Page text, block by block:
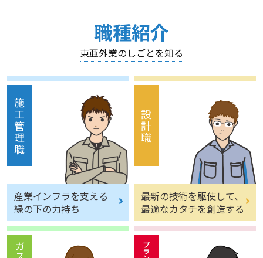
職種紹介
東亜外業のしごとを知る
産業インフラを支える
縁の下の力持ち
施工管理職
最新の技術を駆使して、
最適なカタチを創造する
設計職
ガス配管工事職 機械整備技能職